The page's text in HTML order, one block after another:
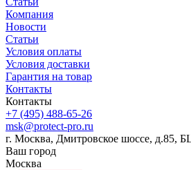
Компания
Новости
Статьи
Условия оплаты
Условия доставки
Гарантия на товар
Контакты
Контакты
+7 (495) 488-65-26
msk@protect-pro.ru
г. Москва, Дмитровское шоссе, д.85,
Ваш город
Москва